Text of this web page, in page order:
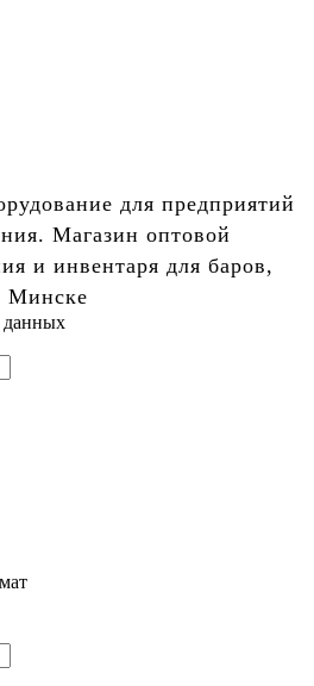
для предприятий
Магазин оптовой
и инвентаря для баров,
Минске
данных